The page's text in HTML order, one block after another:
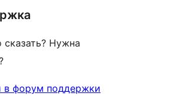
сказать? Нужна
в форум поддержки